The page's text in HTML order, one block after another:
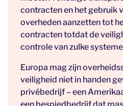
contracten en het gebruik
overheden aanzetten tot
contracten totdat de
controle van zulke
Europa mag zijn
veiligheid niet in handen
privébedrijf – een